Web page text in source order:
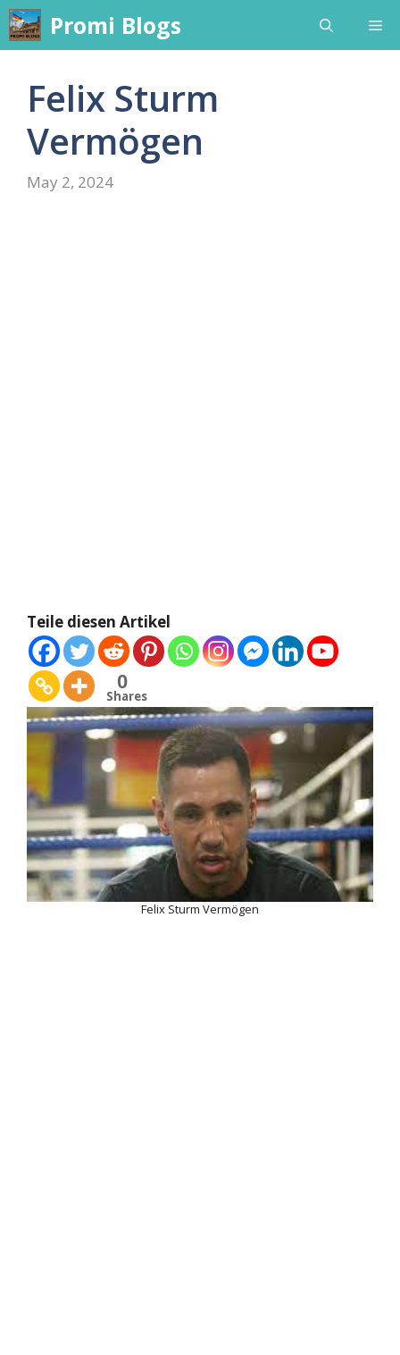
Skip
to
content
Promi Blogs
Felix Sturm
Vermögen
May 2, 2024
Teile diesen Artikel
0
Shares
Felix Sturm Vermögen